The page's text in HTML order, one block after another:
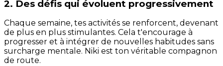
2. Des défis qui évoluent progressivement
Chaque semaine, tes activités se renforcent, devenant
de plus en plus stimulantes. Cela t'encourage à
progresser et à intégrer de nouvelles habitudes sans
surcharge mentale. Niki est ton véritable compagnon
de route.